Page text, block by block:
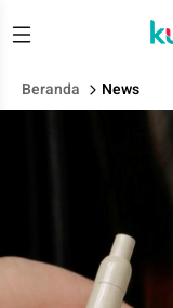
Beranda News